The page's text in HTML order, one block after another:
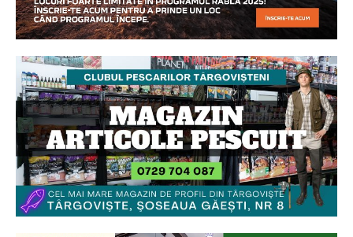
Ionuț Parghel
2de 2